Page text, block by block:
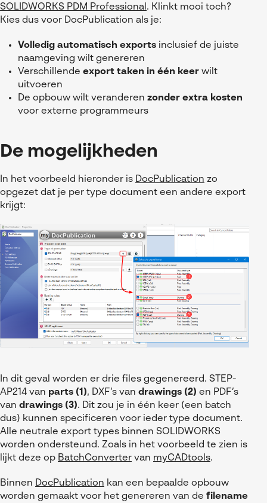
SOLIDWORKS PDM Professional . Klinkt mooi toch?
Kies dus voor DocPublication als je:
Volledig automatisch exports inclusief de juiste
naamgeving wilt genereren
Verschillende export taken in één keer wilt
uitvoeren
De opbouw wilt veranderen zonder extra kosten
voor externe programmeurs
De mogelijkheden
In het voorbeeld hieronder is DocPublication zo
opgezet dat je per type document een andere export
krijgt:
In dit geval worden er drie files gegenereerd. STEP-
AP214 van parts (1), DXF’s van drawings (2) en PDF’s
van drawings (3). Dit zou je in één keer (een batch
dus) kunnen specificeren voor ieder type document.
Alle neutrale export types binnen SOLIDWORKS
worden ondersteund. Zoals in het voorbeeld te zien is
lijkt deze op BatchConverter van myCADtools.
Binnen DocPublication kan een bepaalde opbouw
worden gemaakt voor het genereren van de filename